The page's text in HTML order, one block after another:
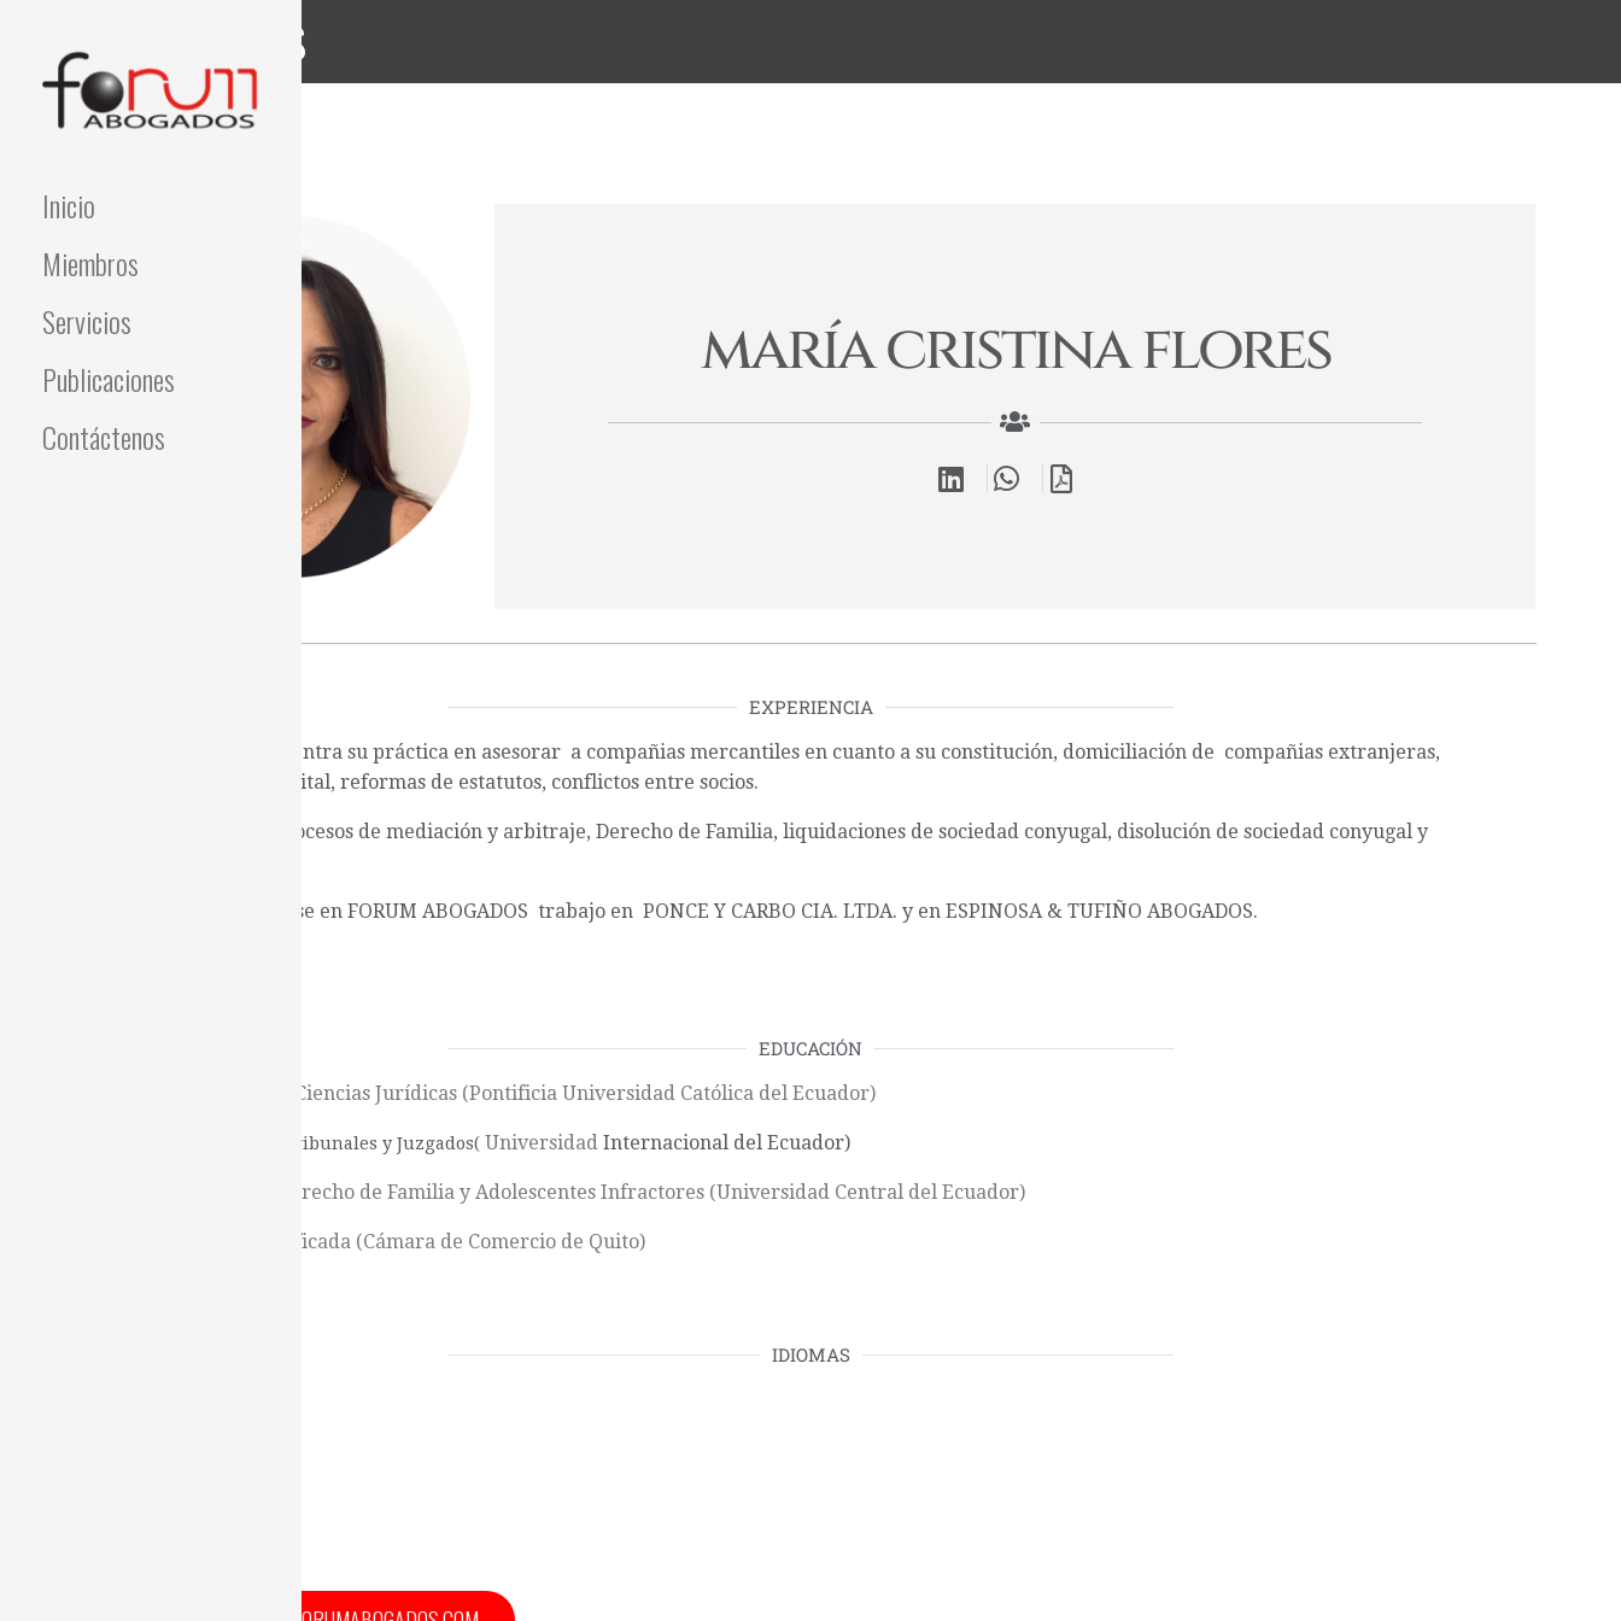
Inicio
Miembros
Servicios
Publicaciones
Contáctenos
Cristina Flores
maría cristina flores
EXPERIENCIA
María Cristina centra su práctica en asesorar a compañias mercantiles en cuanto a su constitución, domiciliación de compañias extranjeras,
aumentos de capital, reformas de estatutos, conflictos entre socios.
Patrocinio en procesos de mediación y arbitraje, Derecho de Familia, liquidaciones de sociedad conyugal, disolución de sociedad conyugal y
Antes de asociarse en FORUM ABOGADOS trabajo en PONCE Y CARBO CIA. LTDA. y en ESPINOSA & TUFIÑO ABOGADOS.
EDUCACIÓN
Licenciatura en Ciencias Jurídicas (Pontificia Universidad Católica del Ecuador)
(Abogada de los Tribunales y Juzgados( Universidad Internacional del Ecuador)
Diplomado de Derecho de Familia y Adolescentes Infractores (Universidad Central del Ecuador)
Mediadora certificada (Cámara de Comercio de Quito)
IDIOMAS